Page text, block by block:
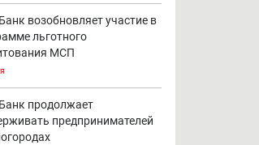
возобновляет участие в
льготного
МСП
продолжает
предпринимателей